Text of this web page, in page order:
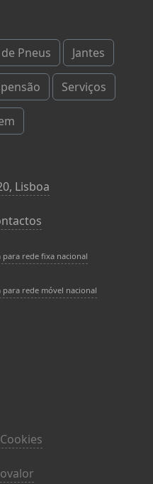
Pneus Jantes
Serviços
Lisboa
para rede fixa nacional
para rede móvel nacional